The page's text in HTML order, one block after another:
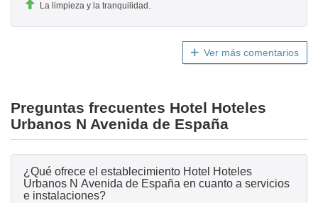
La limpieza y la tranquilidad.
Ver más comentarios
Preguntas frecuentes Hotel Hoteles
Urbanos N Avenida de España
¿Qué ofrece el establecimiento Hotel Hoteles
Urbanos N Avenida de España en cuanto a servicios
e instalaciones?